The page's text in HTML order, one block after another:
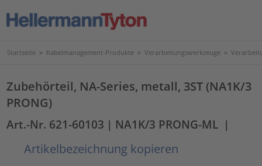
Startseite > Kabelmanagement-Produkte > Verarbeitungswerkzeuge >
Zubehörteil, NA-Series, metall, 3ST (NA1K/3
PRONG)
Art.-Nr. 621-60103 | NA1K/3 PRONG-ML |
Artikelbezeichnung kopieren